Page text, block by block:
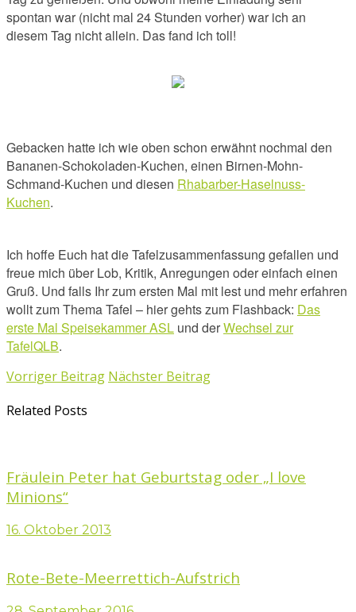
spontan war (nicht mal 24 Stunden vorher) war ich an
diesem Tag nicht allein. Das fand ich toll!
Gebacken hatte ich wie oben schon erwähnt nochmal den
Bananen-Schokoladen-Kuchen, einen Birnen-Mohn-
Schmand-Kuchen und diesen Rhabarber-Haselnuss-
Kuchen.
Ich hoffe Euch hat die Tafelzusammenfassung gefallen und
freue mich über Lob, Kritik, Anregungen oder einfach einen
Gruß. Und falls Ihr zum ersten Mal mit lest und mehr erfahren
wollt zum Thema Tafel – hier gehts zum Flashback: Das
erste Mal Speisekammer ASL und derWechsel zur
TafelQLB.
Vorriger Beitrag Nächster Beitrag
Related Posts
Fräulein Peter hat Geburtstag oder „I love
Minions“
16. Oktober 2013
Rote-Bete-Meerrettich-Aufstrich